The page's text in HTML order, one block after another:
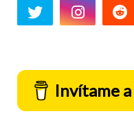
Invítame